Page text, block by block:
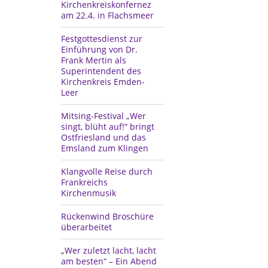
Kirchenkreiskonfernez
am 22.4. in Flachsmeer
Festgottesdienst zur
Einführung von Dr.
Frank Mertin als
Superintendent des
Kirchenkreis Emden-
Leer
Mitsing-Festival „Wer
singt, blüht auf!“ bringt
Ostfriesland und das
Emsland zum Klingen
Klangvolle Reise durch
Frankreichs
Kirchenmusik
Rückenwind Broschüre
überarbeitet
„Wer zuletzt lacht, lacht
am besten“ – Ein Abend